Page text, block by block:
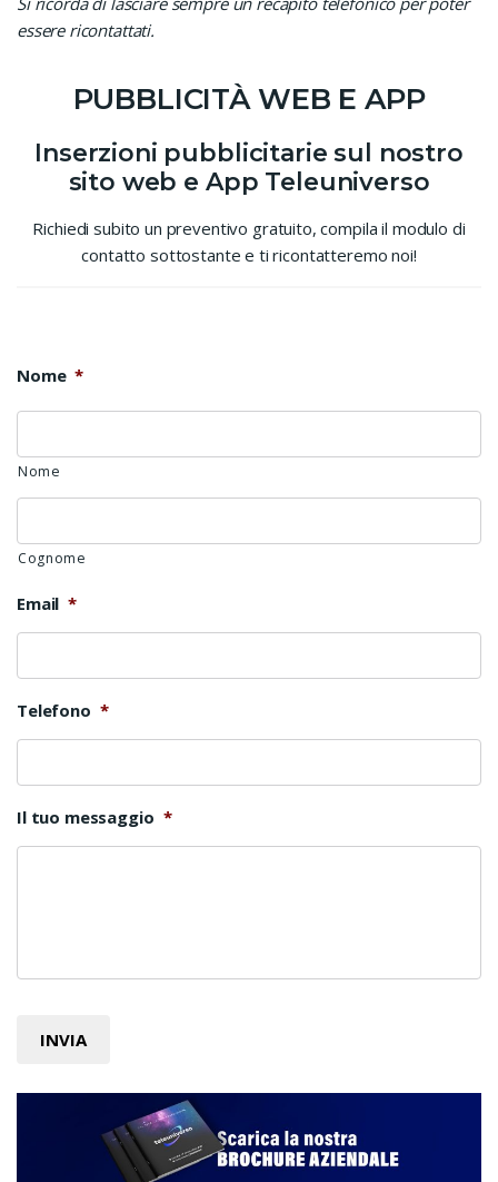
essere ricontattati.
PUBBLICITÀ WEB E APP
Inserzioni pubblicitarie sul nostro
sito web e App Teleuniverso
Richiedi subito un preventivo gratuito, compila il modulo di
contatto sottostante e ti ricontatteremo noi!
Nome *
Nome
Cognome
Email *
Telefono *
Il tuo messaggio *
INVIA